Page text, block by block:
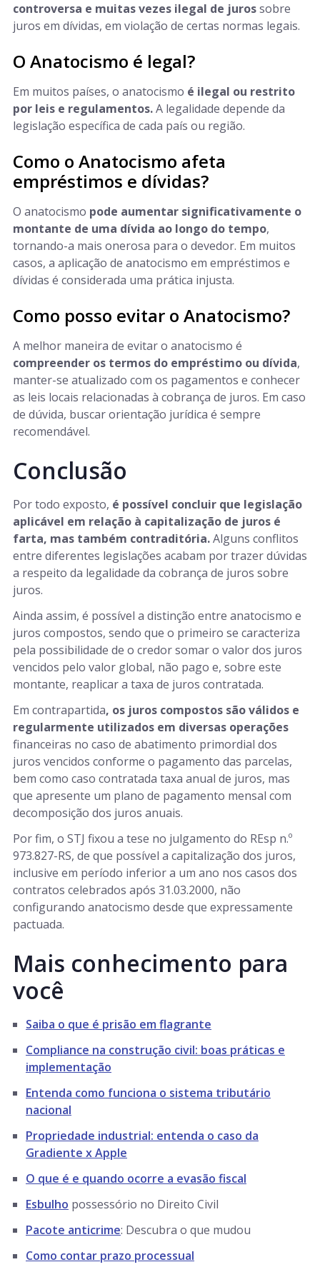
controversa e muitas vezes ilegal de jurossobre
juros em dívidas, em violação de certas normas legais.
O Anatocismo é legal?
Em muitos países, o anatocismo é ilegal ou restrito
por leis e regulamentos.A legalidade depende da
legislação específica de cada país ou região.
Como o Anatocismo afeta
empréstimos e dívidas?
O anatocismo pode aumentar significativamente o
montante de uma dívida ao longo do tempo,
tornando-a mais onerosa para o devedor. Em muitos
casos, a aplicação de anatocismo em empréstimos e
dívidas é considerada uma prática injusta.
Como posso evitar o Anatocismo?
A melhor maneira de evitar o anatocismo é
compreender os termos do empréstimo ou dívida,
manter-se atualizado com os pagamentos e conhecer
as leis locais relacionadas à cobrança de juros. Em caso
de dúvida, buscar orientação jurídica é sempre
recomendável.
Conclusão
Por todo exposto, é possível concluir que legislação
aplicável em relação à capitalização de juros é
farta, mas também contraditória.Alguns conflitos
entre diferentes legislações acabam por trazer dúvidas
a respeito da legalidade da cobrança de juros sobre
juros.
Ainda assim, é possível a distinção entre anatocismo e
juros compostos, sendo que o primeiro se caracteriza
pela possibilidade de o credor somar o valor dos juros
vencidos pelo valor global, não pago e, sobre este
montante, reaplicar a taxa de juros contratada.
Em contrapartida, os juros compostos são válidos e
regularmente utilizados em diversas operações
financeiras no caso de abatimento primordial dos
juros vencidos conforme o pagamento das parcelas,
bem como caso contratada taxa anual de juros, mas
que apresente um plano de pagamento mensal com
decomposição dos juros anuais.
Por fim, o STJ fixou a tese no julgamento do REsp n.º
973.827-RS, de que possível a capitalização dos juros,
inclusive em período inferior a um ano nos casos dos
contratos celebrados após 31.03.2000, não
configurando anatocismo desde que expressamente
pactuada.
Mais conhecimento para
você
Saiba o que é prisão em flagrante
Compliance na construção civil: boas práticas e
implementação
Entenda como funciona o sistema tributário
nacional
Propriedade industrial: entenda o caso da
Gradiente x Apple
O que é e quando ocorre a evasão fiscal
Esbulho possessório no Direito Civil
Pacote anticrime: Descubra o que mudou
Como contar prazo processual